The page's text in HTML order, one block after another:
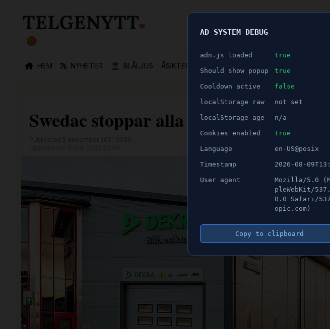
HEM NYHETER 👮🏻‍♂️ BLÅLJUS ÅSIKTER SPORT NÖJE
ANNONS
Swedac stoppar alla Dekras
AD SYSTEM DEBUG
adn.js loaded true
Should show popup true
Cooldown active false
localStorage raw not set
localStorage age n/a
Cookies enabled true
Language en-US@posix
Timestamp 2026-08-
User agent
Mozilla/5.0
pleWebKit/
0.0 Safari/
opic.com)
Copy to clipboard